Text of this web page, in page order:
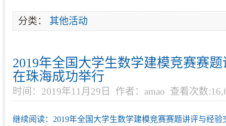
分类： 其他活动
2019年全国大学生数学建模竞赛赛
在珠海成功举行
时间：2019年11月29日 作者：amao 查看次数
继续阅读：2019年全国大学生数学建模竞赛赛题讲评与经验